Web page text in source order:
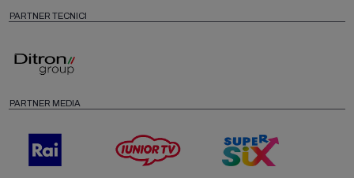
PARTNER TECNICI
PARTNER MEDIA